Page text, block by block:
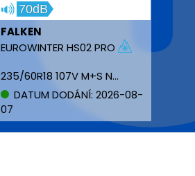
70dB
FALKEN
EUROWINTER HS02 PRO
235/60R18 107V M+S NBLK XL
DATUM DODÁNÍ: 2026-08-
07